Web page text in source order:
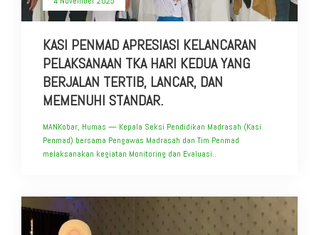
KASI PENMAD APRESIASI KELANCARAN
PELAKSANAAN TKA HARI KEDUA YANG
BERJALAN TERTIB, LANCAR, DAN
MEMENUHI STANDAR.
MANKobar, Humas — Kepala Seksi Pendidikan Madrasah (Kasi
Penmad) bersama Pengawas Madrasah dan Tim Penmad
melaksanakan kegiatan Monitoring dan Evaluasi..